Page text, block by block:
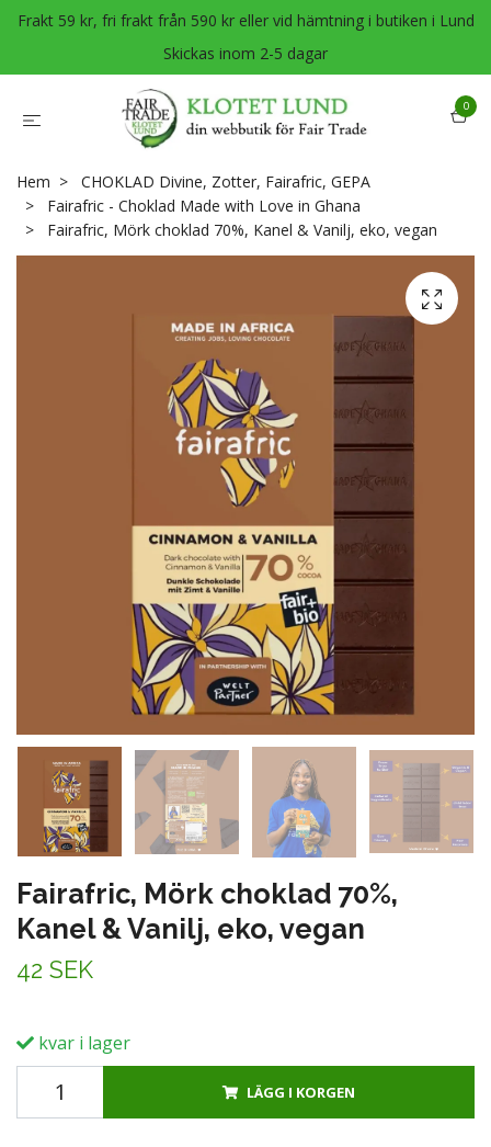
Frakt 59 kr, fri frakt från 590 kr eller vid hämtning i butiken i Lund
Skickas inom 2-5 dagar
0
Hem
CHOKLAD Divine, Zotter, Fairafric, GEPA
Fairafric - Choklad Made with Love in Ghana
Fairafric, Mörk choklad 70%, Kanel & Vanilj, eko, vegan
Fairafric, Mörk choklad 70%,
Kanel & Vanilj, eko, vegan
42 SEK
kvar i lager
LÄGG I KORGEN